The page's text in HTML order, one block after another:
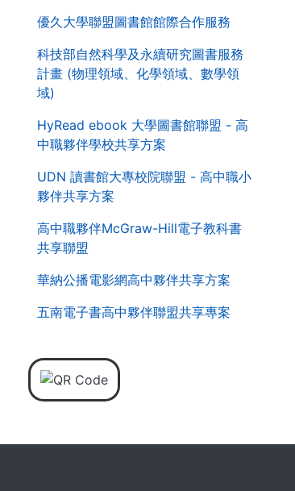
優久大學聯盟圖書館館際合作服務
科技部自然科學及永續研究圖書服務
計畫 (物理領域、化學領域、數學領
域)
HyRead ebook 大學圖書館聯盟 - 高
中職夥伴學校共享方案
UDN 讀書館大專校院聯盟 - 高中職小
夥伴共享方案
高中職夥伴McGraw-Hill電子教科書
共享聯盟
華納公播電影網高中夥伴共享方案
五南電子書高中夥伴聯盟共享專案